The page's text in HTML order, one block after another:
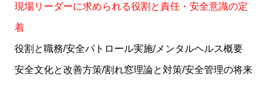
現場リーダーに求められる役割と責任・安全意識の定
着
役割と職務/安全パトロール実施/メンタルヘルス概要
安全文化と改善方策/割れ窓理論と対策/安全管理の将来